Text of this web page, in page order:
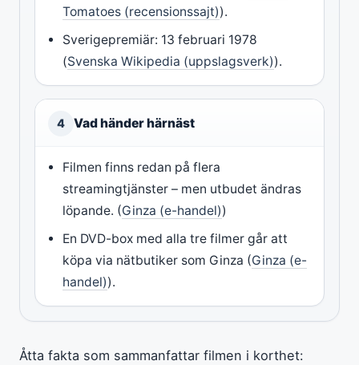
Tomatoes (recensionssajt)).
Sverigepremiär: 13 februari 1978
(Svenska Wikipedia (uppslagsverk)).
4 Vad händer härnäst
Filmen finns redan på flera
streamingtjänster – men utbudet ändras
löpande. (Ginza (e-handel))
En DVD-box med alla tre filmer går att
köpa via nätbutiker som Ginza (Ginza (e-
handel)).
Åtta fakta som sammanfattar filmen i korthet: